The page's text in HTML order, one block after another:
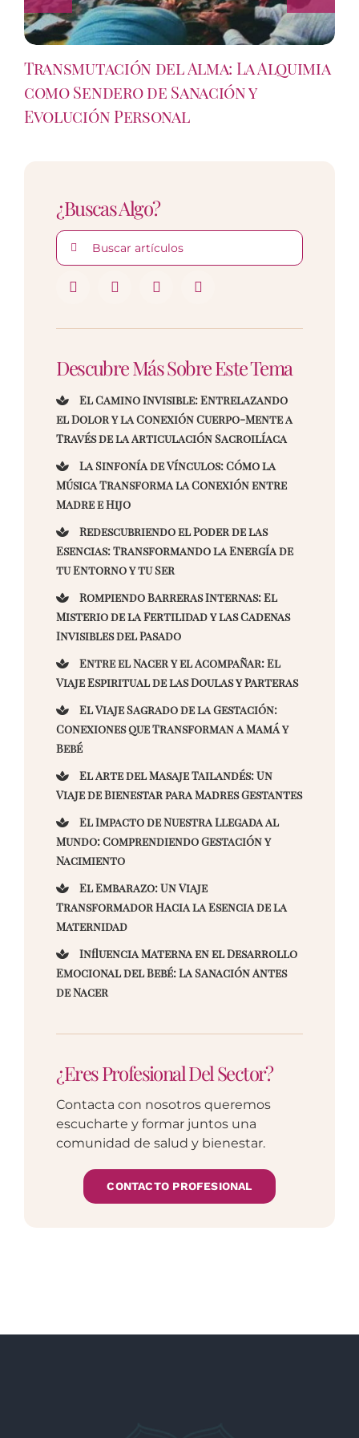
Transmutación del Alma: La Alquimia
como Sendero de Sanación y
Evolución Personal
¿Buscas Algo?
Buscar:
Descubre Más Sobre Este Tema
El Camino Invisible: Entrelazando
el Dolor y la Conexión Cuerpo-Mente a
Través de la Articulación Sacroilíaca
La Sinfonía de Vínculos: Cómo la
Música Transforma la Conexión entre
Madre e Hijo
Redescubriendo el Poder de las
Esencias: Transformando la Energía de
tu Entorno y tu Ser
Rompiendo Barreras Internas: El
Misterio de la Fertilidad y las Cadenas
Invisibles del Pasado
Entre el Nacer y el Acompañar: El
Viaje Espiritual de las Doulas y Parteras
El Viaje Sagrado de la Gestación:
Conexiones que Transforman a Mamá y
Bebé
El Arte del Masaje Tailandés: Un
Viaje de Bienestar para Madres Gestantes
El Impacto de Nuestra Llegada al
Mundo: Comprendiendo Gestación y
Nacimiento
El Embarazo: Un Viaje
Transformador Hacia la Esencia de la
Maternidad
Influencia Materna en el Desarrollo
Emocional del Bebé: La Sanación Antes
de Nacer
¿Eres Profesional Del Sector?
Contacta con nosotros queremos
escucharte y formar juntos una
comunidad de salud y bienestar.
CONTACTO PROFESIONAL